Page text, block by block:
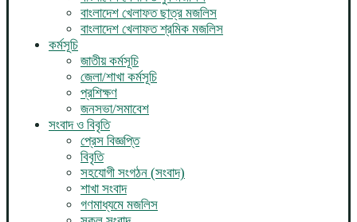
বাংলাদেশ খেলাফত ছাত্র মজলিস
বাংলাদেশ খেলাফত শ্রমিক মজলিস
কর্মসূচি
জাতীয় কর্মসূচি
জেলা/শাখা কর্মসূচি
প্রশিক্ষণ
জনসভা/সমাবেশ
সংবাদ ও বিবৃতি
প্রেস বিজ্ঞপ্তি
বিবৃতি
সহযোগী সংগঠন (সংবাদ)
শাখা সংবাদ
গণমাধ্যমে মজলিস